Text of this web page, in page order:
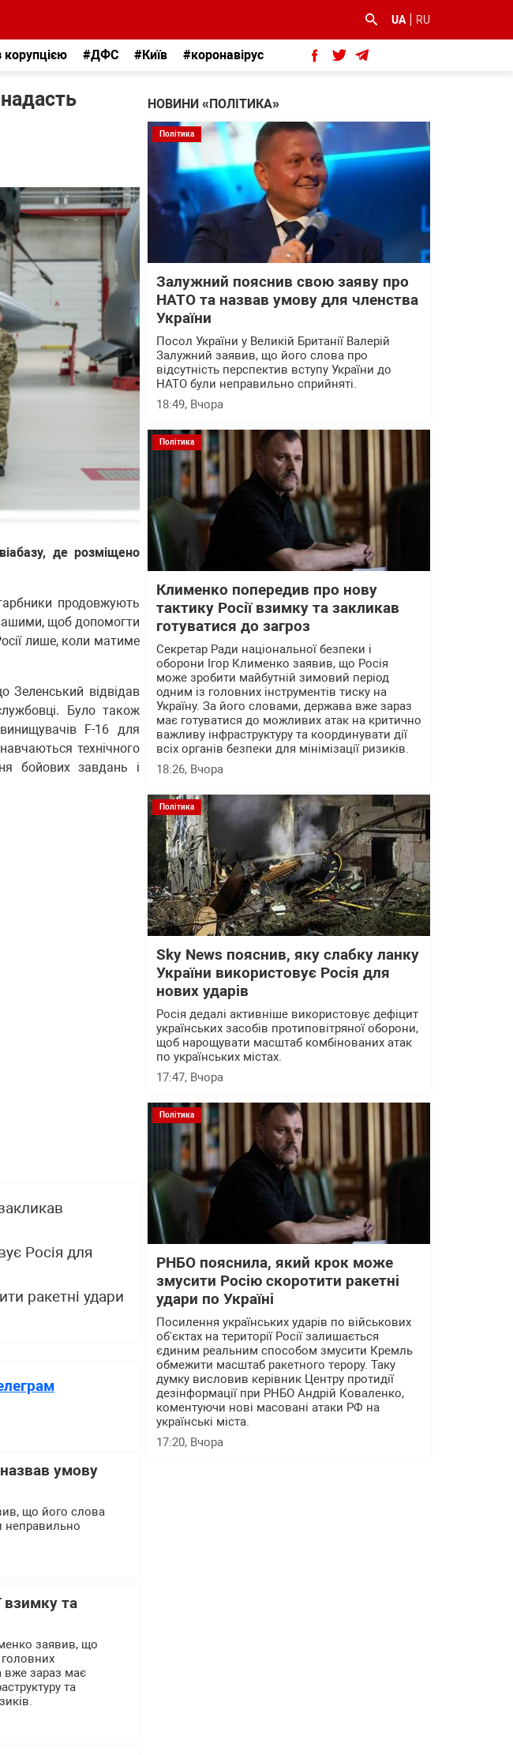
UA RU
корупцією #ДФС #Київ #коронавірус
де розміщено
продовжують
щоб допомогти
лише, коли матиме
Зеленський відвідав
Було також
F-16 для
технічного
бойових завдань і
Росія для
ракетні удари
умову
що його слова
неправильно
взимку та
заявив, що
вже зараз має
та
НОВИНИ «ПОЛІТИКА»
Політика
Залужний пояснив свою заяву про
НАТО та назвав умову для членства
України
Посол України у Великій Британії Валерій
Залужний заявив, що його слова про
відсутність перспектив вступу України до
НАТО були неправильно сприйняті.
18:49, Вчора
Політика
Клименко попередив про нову
тактику Росії взимку та закликав
готуватися до загроз
Секретар Ради національної безпеки і
оборони Ігор Клименко заявив, що Росія
може зробити майбутній зимовий період
одним із головних інструментів тиску на
Україну. За його словами, держава вже зараз
має готуватися до можливих атак на критично
важливу інфраструктуру та координувати дії
всіх органів безпеки для мінімізації ризиків.
18:26, Вчора
Політика
Sky News пояснив, яку слабку ланку
України використовує Росія для
нових ударів
Росія дедалі активніше використовує дефіцит
українських засобів протиповітряної оборони,
щоб нарощувати масштаб комбінованих атак
по українських містах.
17:47, Вчора
Політика
РНБО пояснила, який крок може
змусити Росію скоротити ракетні
удари по Україні
Посилення українських ударів по військових
об'єктах на території Росії залишається
єдиним реальним способом змусити Кремль
обмежити масштаб ракетного терору. Таку
думку висловив керівник Центру протидії
дезінформації при РНБО Андрій Коваленко,
коментуючи нові масовані атаки РФ на
українські міста.
17:20, Вчора